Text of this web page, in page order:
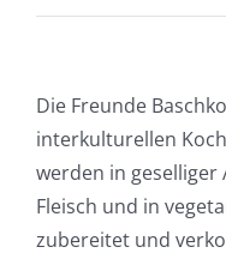
Die Freunde
interkulturellen
werden in
Fleisch und in
zubereitet und